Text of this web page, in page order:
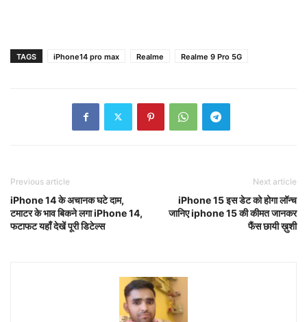
TAGS iPhone14 pro max Realme Realme 9 Pro 5G
Previous article
iPhone 14 के अचानक घटे दाम,
टमाटर के भाव बिकने लगा iPhone 14,
फटाफट यहाँ देखें पूरी डिटेल्स
Next article
iPhone 15 इस डेट को होगा लॉन्च
जानिए iphone 15 की कीमत जानकर
फैंस छायी ख़ुशी